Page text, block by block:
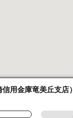
用金庫竜美丘支店）